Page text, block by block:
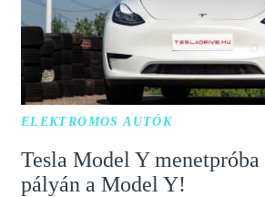
ELEKTROMOS AUTÓK
Tesla Model Y
pályán a Model Y!